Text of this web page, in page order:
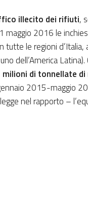
illecito dei rifiuti,
maggio 2016 le
tutte le regioni d’Italia,
dell’America
milioni di tonnellate
2015-maggio
nel rapporto –